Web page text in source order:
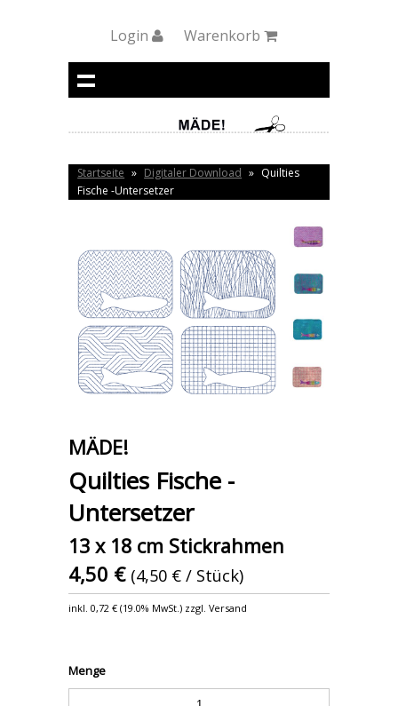
Login Warenkorb
Startseite » Digitaler Download » Quilties
Fische -Untersetzer
MÄDE!
Quilties Fische -
Untersetzer
13 x 18 cm Stickrahmen
4,50 € (4,50 € / Stück)
inkl.0,72 € (19.0% MwSt.) zzgl. Versand
Menge